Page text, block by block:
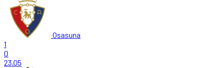
Osasuna
1
0
23.05